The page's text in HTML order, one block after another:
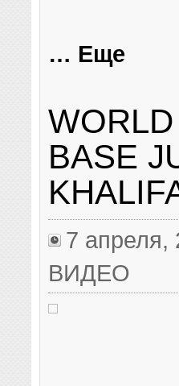
… Еще
BASE
7 апреля,
ВИДЕО